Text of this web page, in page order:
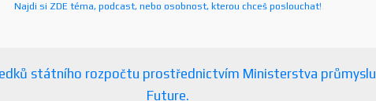
Najdi si ZDE téma, podcast, nebo osobnost, kterou chceš poslouchat!
státního rozpočtu prostřednictvím Ministerstva
Future.